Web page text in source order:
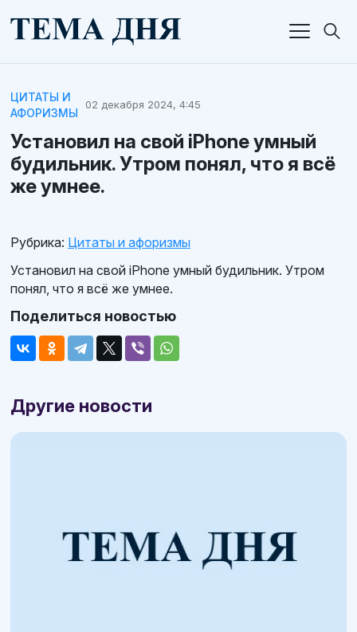
ЦИТАТЫ И
АФОРИЗМЫ
02 декабря 2024, 4:45
Установил на свой iPhone умный
будильник. Утром понял, что я всё
же умнее.
Рубрика: Цитаты и афоризмы
Установил на свой iPhone умный будильник. Утром
понял, что я всё же умнее.
Поделиться новостью
Другие новости